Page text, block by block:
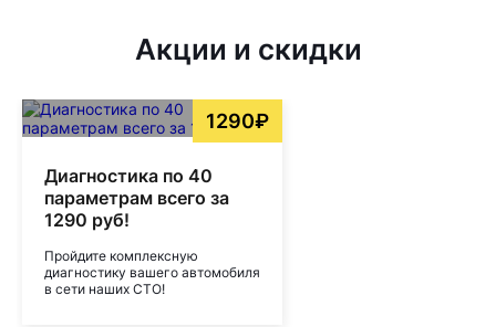
Акции и скидки
1290₽
Диагностика по 40
параметрам всего за
1290 руб!
Пройдите комплексную
диагностику вашего автомобиля
в сети наших СТО!